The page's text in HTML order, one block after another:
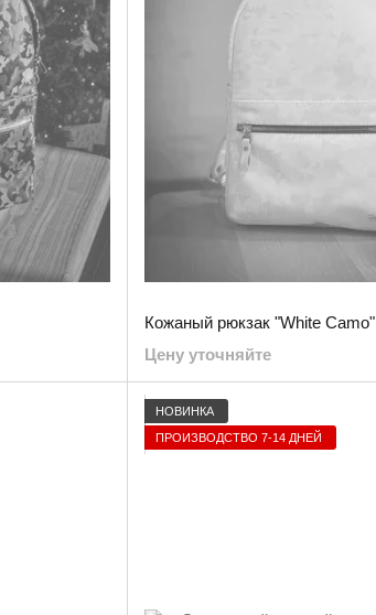
Кожаный рюкзак "White Camo"
Цену уточняйте
НОВИНКА
ПРОИЗВОДСТВО 7-14 ДНЕЙ